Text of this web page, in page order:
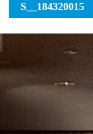
S__184320015